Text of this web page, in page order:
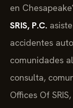
en
SRIS, P.C.
accidentes
comunidades
consulta,
Offices Of